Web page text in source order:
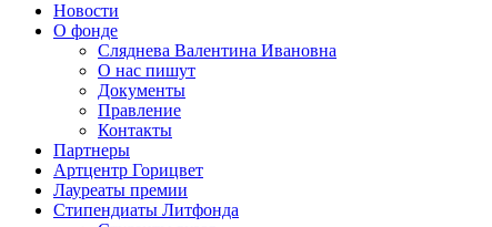
Новости
О фонде
Сляднева Валентина Ивановна
О нас пишут
Документы
Правление
Контакты
Партнеры
Артцентр Горицвет
Лауреаты премии
Стипендиаты Литфонда